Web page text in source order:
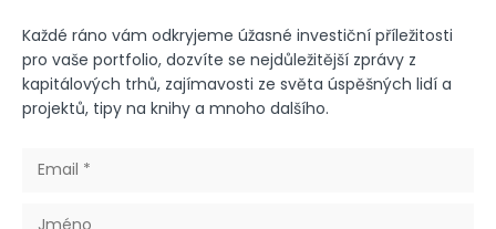
Každé ráno vám odkryjeme úžasné investiční příležitosti
pro vaše portfolio, dozvíte se nejdůležitější zprávy z
kapitálových trhů, zajímavosti ze světa úspěšných lidí a
projektů, tipy na knihy a mnoho dalšího.